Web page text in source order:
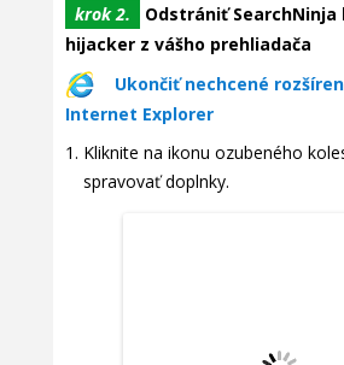
krok 2.
Odstrániť SearchNinja
hijacker z vášho prehliadača
Ukončiť nechcené
Internet Explorer
Kliknite na ikonu ozubeného
spravovať doplnky.